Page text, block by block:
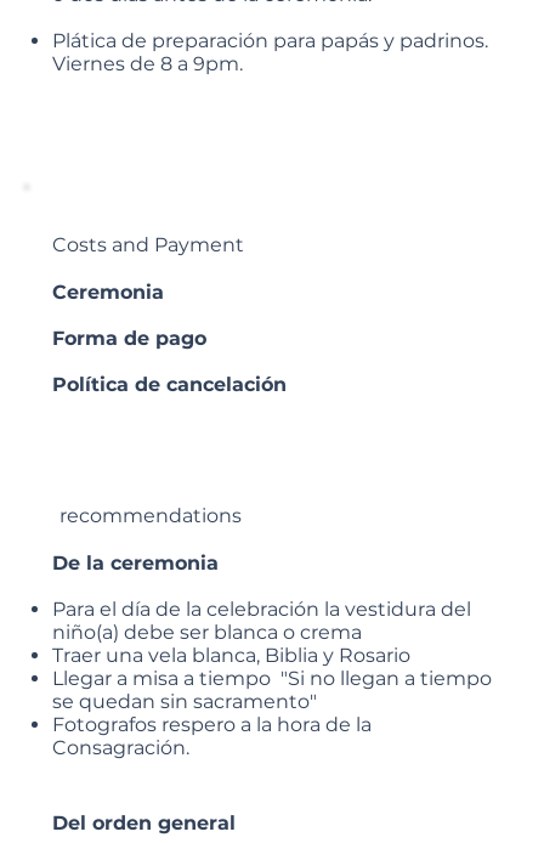
Plática de preparación para papás y padrinos.
Viernes de 8 a 9pm.
Costs and Payment
Ceremonia
Forma de pago
Política de cancelación
recommendations
De la ceremonia
Para el día de la celebración la vestidura del
niño(a) debe ser blanca o crema
Traer una vela blanca, Biblia y Rosario
Llegar a misa a tiempo "Si no llegan a tiempo
se quedan sin sacramento"
Fotografos respero a la hora de la
Consagración.
Del orden general